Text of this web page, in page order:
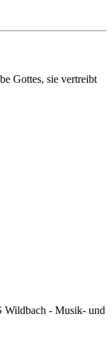
Gottes, sie vertreibt